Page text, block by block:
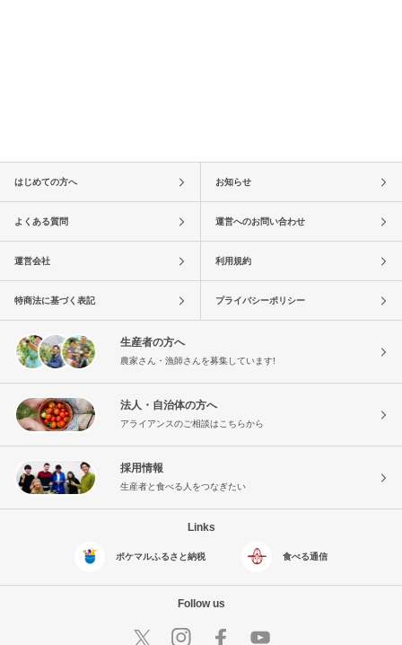
はじめての方へ お知らせ
よくある質問 運営へのお問い合わせ
運営会社 利用規約
特商法に基づく表記 プライバシーポリシー
生産者の方へ
農家さん・漁師さんを募集しています!
法人・自治体の方へ
アライアンスのご相談はこちらから
採用情報
生産者と食べる人をつなぎたい
Links
ポケマルふるさと納税 食べる通信
Follow us